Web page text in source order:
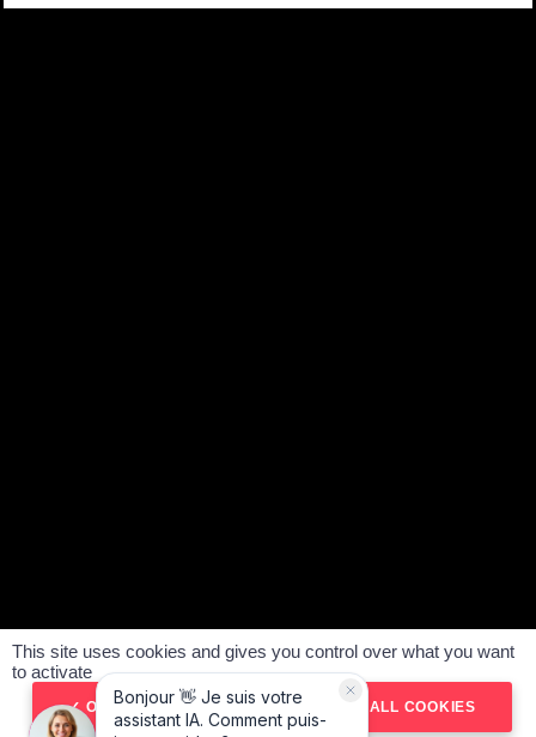
#SeDéplacerMoinsPolluer
Politique de confidentialité
Mentions légales
CGV
NOS AGENCES
This site uses cookies and gives you control over what you want
to activate
OK, ACCEPT ALL DENY ALL COOKIES